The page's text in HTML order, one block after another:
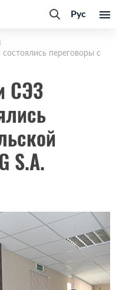
Рус
переговоры с
СЭЗ
S.A.